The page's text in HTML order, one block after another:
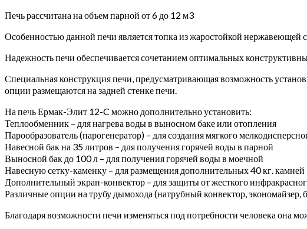
Печь рассчитана на объем парной от 6 до 12 м3
Особенностью данной печи является топка из жаростойкой
Надежность печи обеспечивается сочетанием оптимальных
Специальная конструкция печи, предусматривающая возможность
опции размещаются на задней стенке печи.
На печь Ермак-Элит 12-C можно дополнительно установить:
Теплообменник – для нагрева воды в выносном баке или отопления
Парообразователь (парогенератор) – для создания мягкого
Навесной бак на 35 литров – для получения горячей воды в парной
Выносной бак до 100 л – для получения горячей воды в моечной
Навесную сетку-каменку – для размещения дополнительных 40 кг. камней
Дополнительный экран-конвектор – для защиты от жесткого
Различные опции на трубу дымохода (натрубный конвектор, экономайзер,
Благодаря возможности печи изменяться под потребности человека она